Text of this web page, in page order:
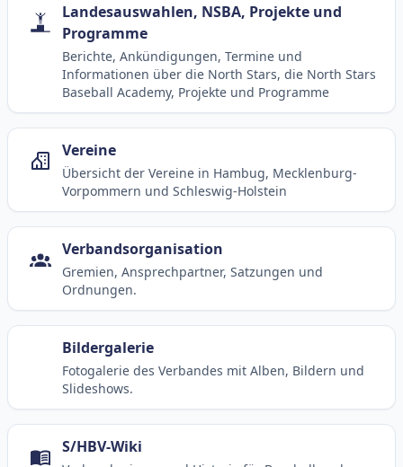
Landesauswahlen, NSBA, Projekte und
Programme
Berichte, Ankündigungen, Termine und
Informationen über die North Stars, die North Stars
Baseball Academy, Projekte und Programme
Vereine
Übersicht der Vereine in Hambug, Mecklenburg-
Vorpommern und Schleswig-Holstein
Verbandsorganisation
Gremien, Ansprechpartner, Satzungen und
Ordnungen.
Bildergalerie
Fotogalerie des Verbandes mit Alben, Bildern und
Slideshows.
S/HBV-Wiki